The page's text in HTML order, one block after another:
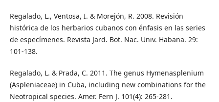
Regalado, L., Ventosa, I. & Morejón, R. 2008. Revisión
histórica de los herbarios cubanos con énfasis en las series
de especímenes. Revista Jard. Bot. Nac. Univ. Habana. 29:
101-138.
Regalado, L. & Prada, C. 2011. The genus Hymenasplenium
(Aspleniaceae) in Cuba, including new combinations for the
Neotropical species. Amer. Fern J. 101(4): 265-281.